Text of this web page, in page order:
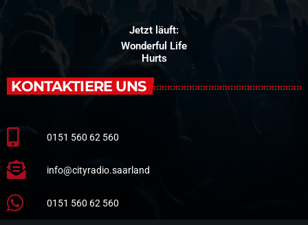
Jetzt läuft:
Wonderful Life
Hurts
KONTAKTIERE UNS
0151 560 62 560
info@cityradio.saarland
0151 560 62 560